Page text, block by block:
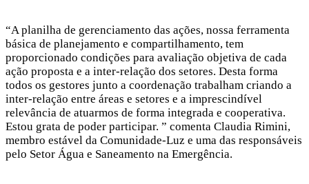
“A planilha de gerenciamento das ações, nossa ferramenta
básica de planejamento e compartilhamento, tem
proporcionado condições para avaliação objetiva de cada
ação proposta e a inter-relação dos setores. Desta forma
todos os gestores junto a coordenação trabalham criando a
inter-relação entre áreas e setores e a imprescindível
relevância de atuarmos de forma integrada e cooperativa.
Estou grata de poder participar. ” comenta Claudia Rimini,
membro estável da Comunidade-Luz e uma das responsáveis
pelo Setor Água e Saneamento na Emergência.